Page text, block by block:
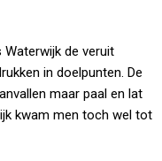
Waterwijk de veruit
in doelpunten. De
maar paal en lat
kwam men toch wel tot